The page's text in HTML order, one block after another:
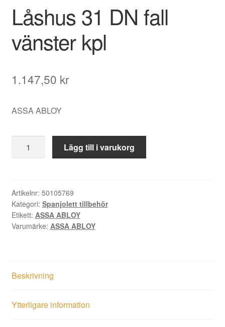
Låshus 31 DN fall
vänster kpl
1.147,50 kr
ASSA ABLOY
vänster
kpl
mängd
Lägg till i varukorg
Artikelnr: 50105769
Kategori: Spanjolett tillbehör
Etikett: ASSA ABLOY
Varumärke: ASSA ABLOY
Beskrivning
Ytterligare information